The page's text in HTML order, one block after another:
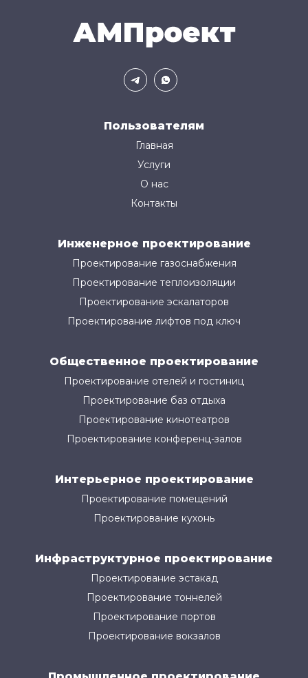
Пользователям
Главная
Услуги
О нас
Контакты
Инженерное проектирование
Проектирование газоснабжения
Проектирование теплоизоляции
Проектирование эскалаторов
Проектирование лифтов под ключ
Общественное проектирование
Проектирование отелей и гостиниц
Проектирование баз отдыха
Проектирование кинотеатров
Проектирование конференц-залов
Интерьерное проектирование
Проектирование помещений
Проектирование кухонь
Инфраструктурное проектирование
Проектирование эстакад
Проектирование тоннелей
Проектирование портов
Проектирование вокзалов